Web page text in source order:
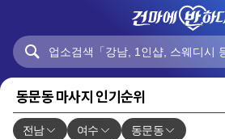
동문동 마사지 인기순위
전남 여수 동문동